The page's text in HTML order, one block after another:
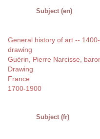
Subject (en)
General history of art --
drawing
Guérin, Pierre Narcisse,
Drawing
France
1700-1900
Subject (fr)